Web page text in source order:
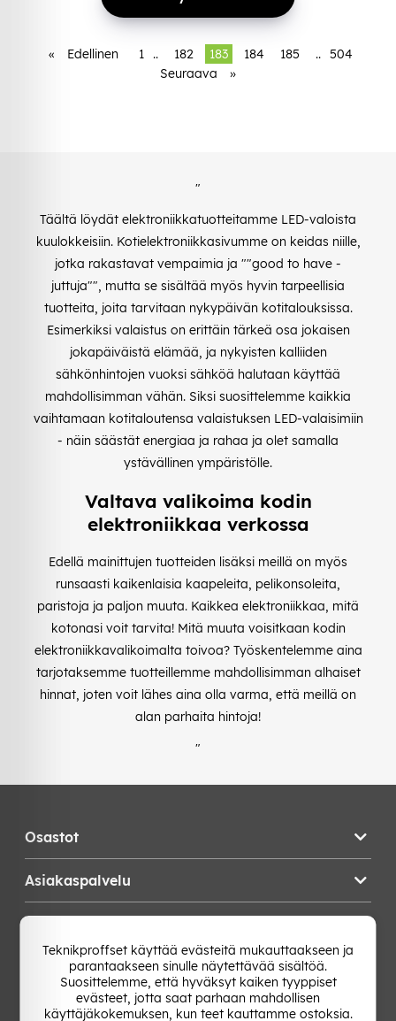
« Edellinen 1 .. 182 183 184 185 .. 504
Seuraava
»
"
Täältä löydät elektroniikkatuotteitamme LED-valoista
kuulokkeisiin. Kotielektroniikkasivumme on keidas niille,
jotka rakastavat vempaimia ja ""good to have -
juttuja"", mutta se sisältää myös hyvin tarpeellisia
tuotteita, joita tarvitaan nykypäivän kotitalouksissa.
Esimerkiksi valaistus on erittäin tärkeä osa jokaisen
jokapäiväistä elämää, ja nykyisten kalliiden
sähkönhintojen vuoksi sähköä halutaan käyttää
mahdollisimman vähän. Siksi suosittelemme kaikkia
vaihtamaan kotitaloutensa valaistuksen LED-valaisimiin
- näin säästät energiaa ja rahaa ja olet samalla
ystävällinen ympäristölle.
Valtava valikoima kodin
elektroniikkaa verkossa
Edellä mainittujen tuotteiden lisäksi meillä on myös
runsaasti kaikenlaisia kaapeleita, pelikonsoleita,
paristoja ja paljon muuta. Kaikkea elektroniikkaa, mitä
kotonasi voit tarvita! Mitä muuta voisitkaan kodin
elektroniikkavalikoimalta toivoa? Työskentelemme aina
tarjotaksemme tuotteillemme mahdollisimman alhaiset
hinnat, joten voit lähes aina olla varma, että meillä on
alan parhaita hintoja!
"
Osastot
Asiakaspalvelu
Vaihda Maa
Teknikproffset käyttää evästeitä mukauttaakseen ja
parantaakseen sinulle näytettävää sisältöä.
Suosittelemme, että hyväksyt kaiken tyyppiset
evästeet, jotta saat parhaan mahdollisen
käyttäjäkokemuksen, kun teet kauttamme ostoksia.